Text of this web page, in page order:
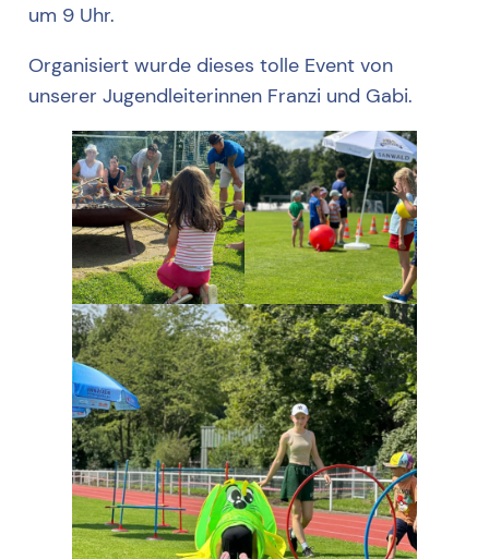
um 9 Uhr.
Organisiert wurde dieses tolle Event von
unserer Jugendleiterinnen Franzi und Gabi.